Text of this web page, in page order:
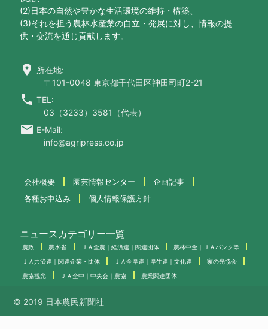
(2)日本の自然や豊かな生活環境の維持・構築、
(3)それを担う農林水産業の自立・発展に対し、情報の提
供・交流を通じ貢献します。
location_on 所在地:
〒101-0048 東京都千代田区神田司町2-21
call TEL:
03（3233）3581（代表）
email E-Mail:
info@agripress.co.jp
会社概要 園芸情報センター
企画記事
各種お申込み
個人情報保護方針
ニュースカテゴリー一覧
農政 農水省 ＪＡ全農｜経済連｜関連団体 農林中金｜ＪＡバンク等
ＪＡ共済連｜関連企業・団体 ＪＡ全厚連｜厚生連｜文化連 家の光協会
農協観光 ＪＡ全中｜中央会｜農協 農業関連団体
© 2019 日本農民新聞社